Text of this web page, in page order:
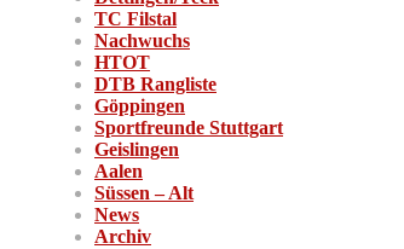
TC Filstal
Nachwuchs
HTOT
DTB Rangliste
Göppingen
Sportfreunde Stuttgart
Geislingen
Aalen
Süssen – Alt
News
Archiv